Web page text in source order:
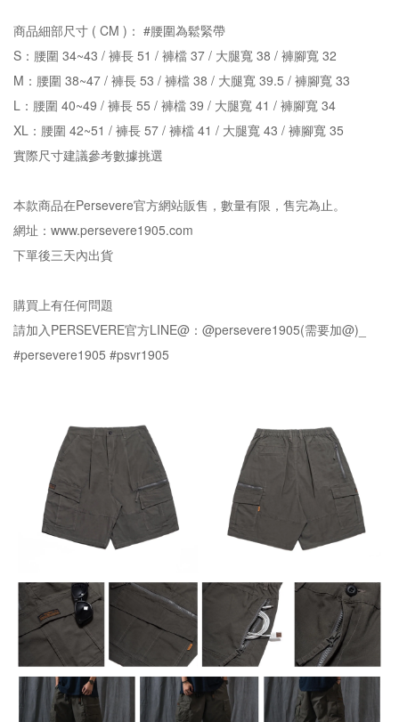
商品細部尺寸 ( CM )： #腰圍為鬆緊帶
S：腰圍 34~43 / 褲長 51 / 褲檔 37 / 大腿寬 38 / 褲腳寬 32
M：腰圍 38~47 / 褲長 53 / 褲檔 38 / 大腿寬 39.5 / 褲腳寬 33
L：腰圍 40~49 / 褲長 55 / 褲檔 39 / 大腿寬 41 / 褲腳寬 34
XL：腰圍 42~51 / 褲長 57 / 褲檔 41 / 大腿寬 43 / 褲腳寬 35
實際尺寸建議參考數據挑選
本款商品在Persevere官方網站販售，數量有限，售完為止。
網址：www.persevere1905.com
下單後三天內出貨
購買上有任何問題
請加入PERSEVERE官方LINE@：@persevere1905(需要加@)_
#persevere1905 #psvr1905